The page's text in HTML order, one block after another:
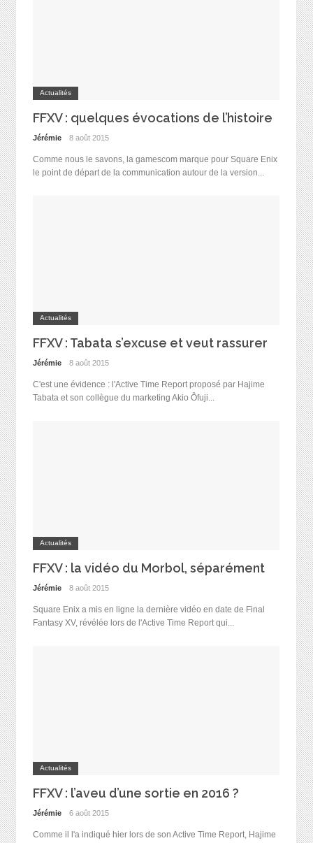
Actualités
FFXV : quelques évocations de l’histoire
Jérémie 8 août 2015
Comme nous le savons, la gamescom marque pour Square Enix
le point de départ de la communication autour de la version...
Actualités
FFXV : Tabata s’excuse et veut rassurer
Jérémie 8 août 2015
C'est une évidence : l'Active Time Report proposé par Hajime
Tabata et son collègue du marketing Akio Ôfuji...
Actualités
FFXV : la vidéo du Morbol, séparément
Jérémie 8 août 2015
Square Enix a mis en ligne la dernière vidéo en date de Final
Fantasy XV, révélée lors de l'Active Time Report qui...
Actualités
FFXV : l’aveu d’une sortie en 2016 ?
Jérémie 6 août 2015
Comme il l'a indiqué hier lors de son Active Time Report, Hajime